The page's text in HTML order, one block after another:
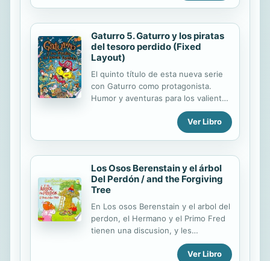
modernos, contemporáneos...,
alfabético, sin más. Seguramente,
algún lector echará en falta más de
un nombre, y es que son muchos. En
cualquier caso, el que quiera ver un
estudio onomatológico está
equivocado; el que quiera ver "Sopa
de ganso" es una persona con
Gaturro 5. Gaturro y los piratas
del tesoro perdido (Fixed
Layout)
El quinto título de esta nueva serie
con Gaturro como protagonista.
Humor y aventuras para los valientes
que se atreven a acompañar a
Gaturro en un viaje en crucero y
Ver Libro
Los Osos Berenstain y el árbol
Del Perdón / and the Forgiving
Tree
En Los osos Berenstain y el arbol del
perdon, el Hermano y el Primo Fred
tienen una discusion, y les
corresponde a Mama, Papa y
Hermana ir guiando al Hermano hacia
Ver Libro